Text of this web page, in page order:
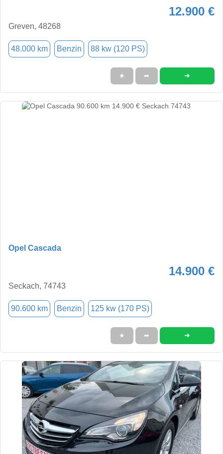
12.900 €
Greven, 48268
48.000 km Benzin 88 kw (120 PS)
★ ➦ ➜
Opel Cascada
14.900 €
Seckach, 74743
90.600 km Benzin 125 kw (170 PS)
★ ➦ ➜